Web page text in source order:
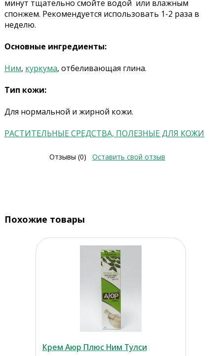
минут тщательно смойте водой или влажным
спонжем. Рекомендуется использовать 1-2 раза в
неделю.
Основные ингредиенты:
Ним, куркума, отбеливающая глина.
Тип кожи:
Для нормальной и жирной кожи.
РАСТИТЕЛЬНЫЕ СРЕДСТВА, ПОЛЕЗНЫЕ ДЛЯ КОЖИ
Отзывы (0) Оставить свой отзыв
Похожие товары
Крем Аюр Плюс Ним Тулси